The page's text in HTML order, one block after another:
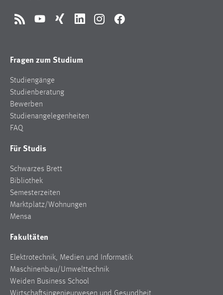
RSS YouTubeXing LinkedInInstagramFacebook
Fragen zum Studium
Studiengänge
Studienberatung
Bewerben
Studienangelegenheiten
FAQ
Für Studis
Schwarzes Brett
Bibliothek
Semesterzeiten
Marktplatz/Wohnungen
Mensa
Fakultäten
Elektrotechnik, Medien und Informatik
Maschinenbau/Umwelttechnik
Weiden Business School